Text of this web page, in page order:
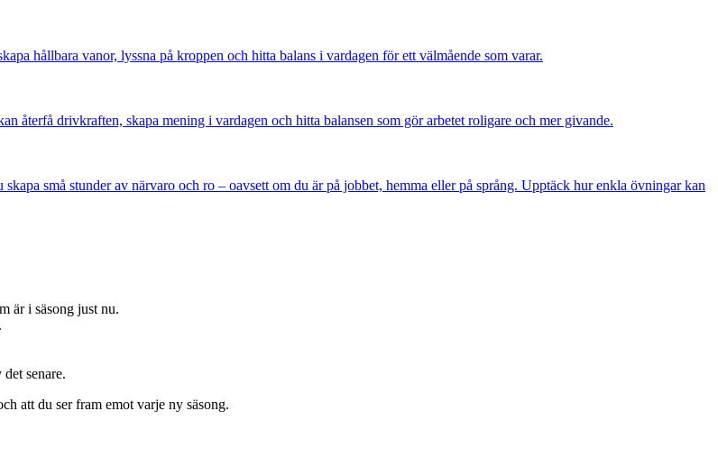
hållbara vanor, lyssna på kroppen och hitta balans i vardagen för ett välmående som varar.
återfå drivkraften, skapa mening i vardagen och hitta balansen som gör arbetet roligare och mer givande.
små stunder av närvaro och ro – oavsett om du är på jobbet, hemma eller på språng. Upptäck hur enkla övningar kan
är i säsong just nu.
senare.
att du ser fram emot varje ny säsong.